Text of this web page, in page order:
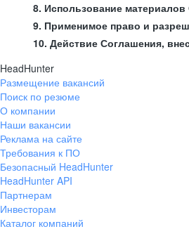
8. Использование материалов
9. Применимое право и
10. Действие Соглашения,
HeadHunter
Размещение вакансий
Поиск по резюме
О компании
Наши вакансии
Реклама на сайте
Требования к ПО
Безопасный HeadHunter
HeadHunter API
Партнерам
Инвесторам
Каталог компаний